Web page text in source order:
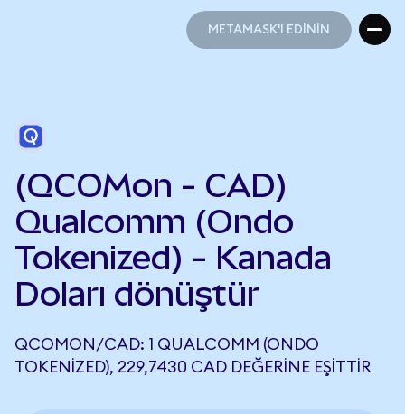
METAMASK'I EDİNİN
(QCOMon - CAD)
Qualcomm (Ondo
Tokenized) - Kanada
Doları dönüştür
QCOMON/CAD: 1 QUALCOMM (ONDO
TOKENIZED), 229,7430 CAD DEĞERINE EŞITTIR